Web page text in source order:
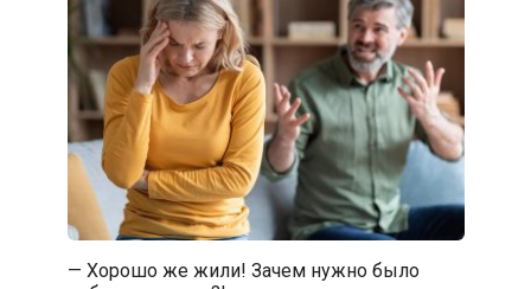
— Хорошо же жили! Зачем нужно было